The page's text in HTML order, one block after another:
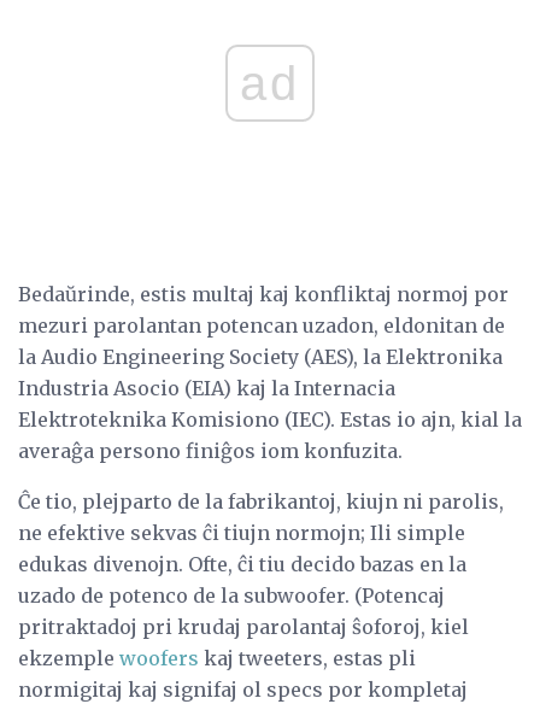
ad
Bedaŭrinde, estis multaj kaj konfliktaj normoj por
mezuri parolantan potencan uzadon, eldonitan de
la Audio Engineering Society (AES), la Elektronika
Industria Asocio (EIA) kaj la Internacia
Elektroteknika Komisiono (IEC). Estas io ajn, kial la
averaĝa persono finiĝos iom konfuzita.
Ĉe tio, plejparto de la fabrikantoj, kiujn ni parolis,
ne efektive sekvas ĉi tiujn normojn; Ili simple
edukas divenojn. Ofte, ĉi tiu decido bazas en la
uzado de potenco de la subwoofer. (Potencaj
pritraktadoj pri krudaj parolantaj ŝoforoj, kiel
ekzemple woofers kaj tweeters, estas pli
normigitaj kaj signifaj ol specs por kompletaj